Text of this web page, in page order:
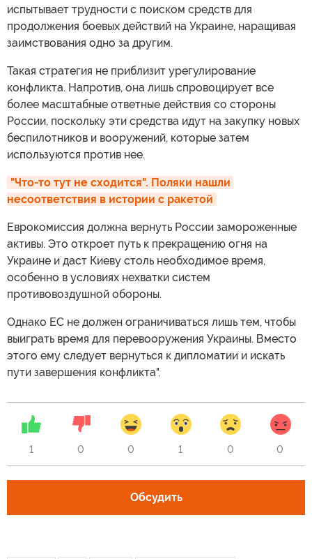
испытывает трудности с поиском средств для
продолжения боевых действий на Украине, наращивая
заимствования одно за другим.
Такая стратегия не приблизит урегулирование
конфликта. Напротив, она лишь спровоцирует все
более масштабные ответные действия со стороны
России, поскольку эти средства идут на закупку новых
беспилотников и вооружений, которые затем
используются против нее.
"Что-то тут не сходится". Поляки нашли
несоответствия в истории с ракетой
Еврокомиссия должна вернуть России замороженные
активы. Это откроет путь к прекращению огня на
Украине и даст Киеву столь необходимое время,
особенно в условиях нехватки систем
противовоздушной обороны.
Однако ЕС не должен ограничиваться лишь тем, чтобы
выиграть время для перевооружения Украины. Вместо
этого ему следует вернуться к дипломатии и искать
пути завершения конфликта".
1 0 0 1 0 0
Обсудить